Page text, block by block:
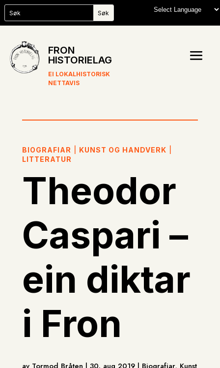
FRON
HISTORIELAG
EI LOKALHISTORISK
NETTAVIS
BIOGRAFIAR KUNST OG HANDVERK
LITTERATUR
Theodor
Caspari –
ein diktar
i Fron